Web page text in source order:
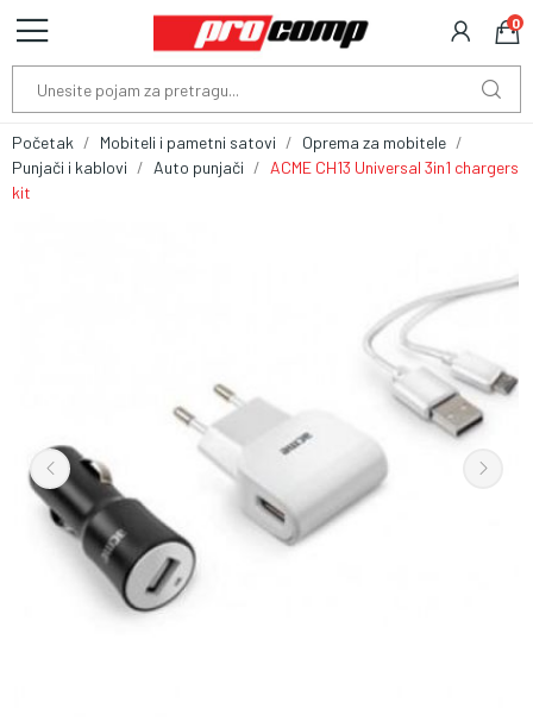
0
Početak Mobiteli i pametni satovi
Oprema za mobitele
Punjači i kablovi
Auto punjači
ACME CH13 Universal 3in1 chargers
kit